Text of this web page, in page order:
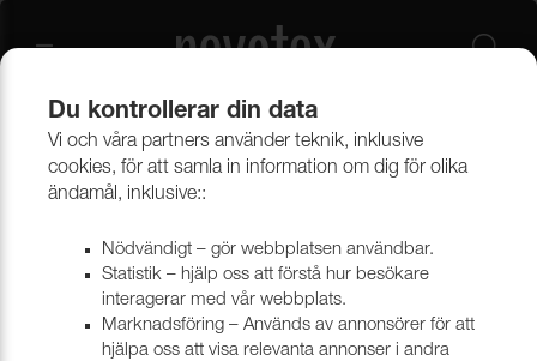
Beklädnadsmaterial Konstläder Konstläder & konstskinn
Du kontrollerar din data
Vi och våra partners använder teknik, inklusive
cookies, för att samla in information om dig för olika
ändamål, inklusive::
Nödvändigt – gör webbplatsen användbar.
Statistik – hjälp oss att förstå hur besökare
interagerar med vår webbplats.
Marknadsföring – Används av annonsörer för att
hjälpa oss att visa relevanta annonser i andra